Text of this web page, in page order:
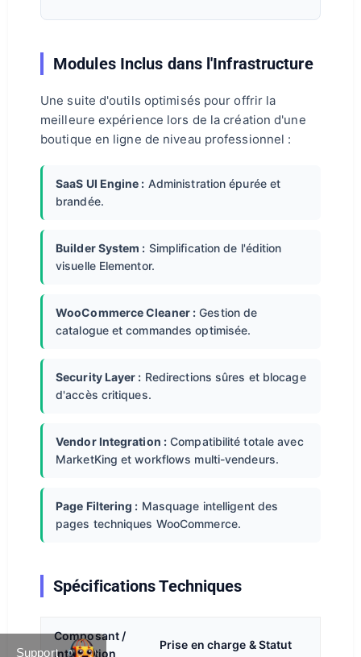
Modules Inclus dans l'Infrastructure
Une suite d'outils optimisés pour offrir la
meilleure expérience lors de la création d'une
boutique en ligne de niveau professionnel :
SaaS UI Engine : Administration épurée et
brandée.
Builder System : Simplification de l'édition
visuelle Elementor.
WooCommerce Cleaner : Gestion de
catalogue et commandes optimisée.
Security Layer : Redirections sûres et blocage
d'accès critiques.
Vendor Integration : Compatibilité totale avec
MarketKing et workflows multi-vendeurs.
Page Filtering : Masquage intelligent des
pages techniques WooCommerce.
Spécifications Techniques
Composant /
Intégration
Prise en charge & Statut
Support